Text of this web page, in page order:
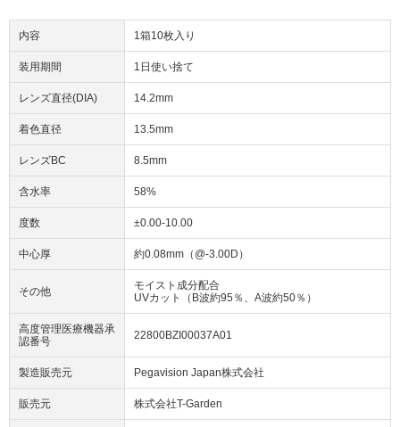
内容 1箱10枚入り
装用期間 1日使い捨て
レンズ直径(DIA) 14.2mm
着色直径 13.5mm
レンズBC 8.5mm
含水率 58%
度数 ±0.00-10.00
中心厚 約0.08mm（@-3.00D）
その他
モイスト成分配合
UVカット（B波約95％、A波約50％）
高度管理医療機器承
認番号
22800BZI00037A01
製造販売元 Pegavision Japan株式会社
販売元 株式会社T-Garden